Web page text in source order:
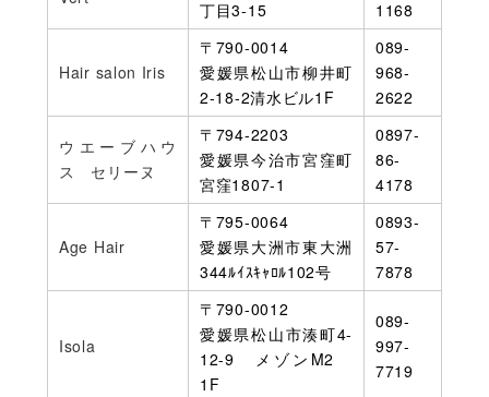
丁目3-15
1168
Hair salon Iris
〒790-0014
愛媛県松山市柳井町
2-18-2清水ビル1F
089-
968-
2622
ウエーブハウ
ス セリーヌ
〒794-2203
愛媛県今治市宮窪町
宮窪1807-1
0897-
86-
4178
Age Hair
〒795-0064
愛媛県大洲市東大洲
344ﾙｲｽｷｬﾛﾙ102号
0893-
57-
7878
Isola
〒790-0012
愛媛県松山市湊町4-
12-9 メゾンM2
1F
089-
997-
7719